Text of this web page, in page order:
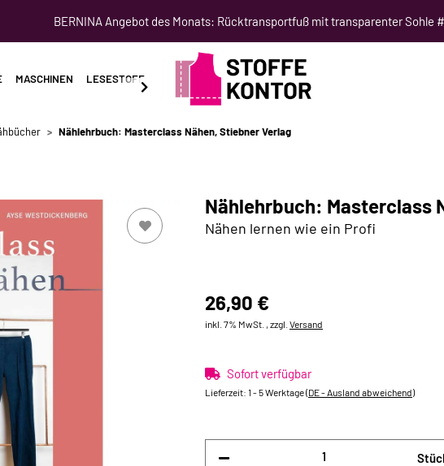
BERNINA Angebot des Monats: Rücktransportfuß mit transparenter Sohle
MASCHINEN LESESTOFF SCHNITTMUSTER NÄHKURSE
Nählehrbuch: Masterclass Nähen, Stiebner Verlag
Nählehrbuch: Masterclass
Nähen lernen wie ein Profi
26,90 €
inkl. 7% MwSt. , zzgl. Versand
Sofort verfügbar
Lieferzeit: 1 - 5 Werktage(DE - Ausland abweichend)